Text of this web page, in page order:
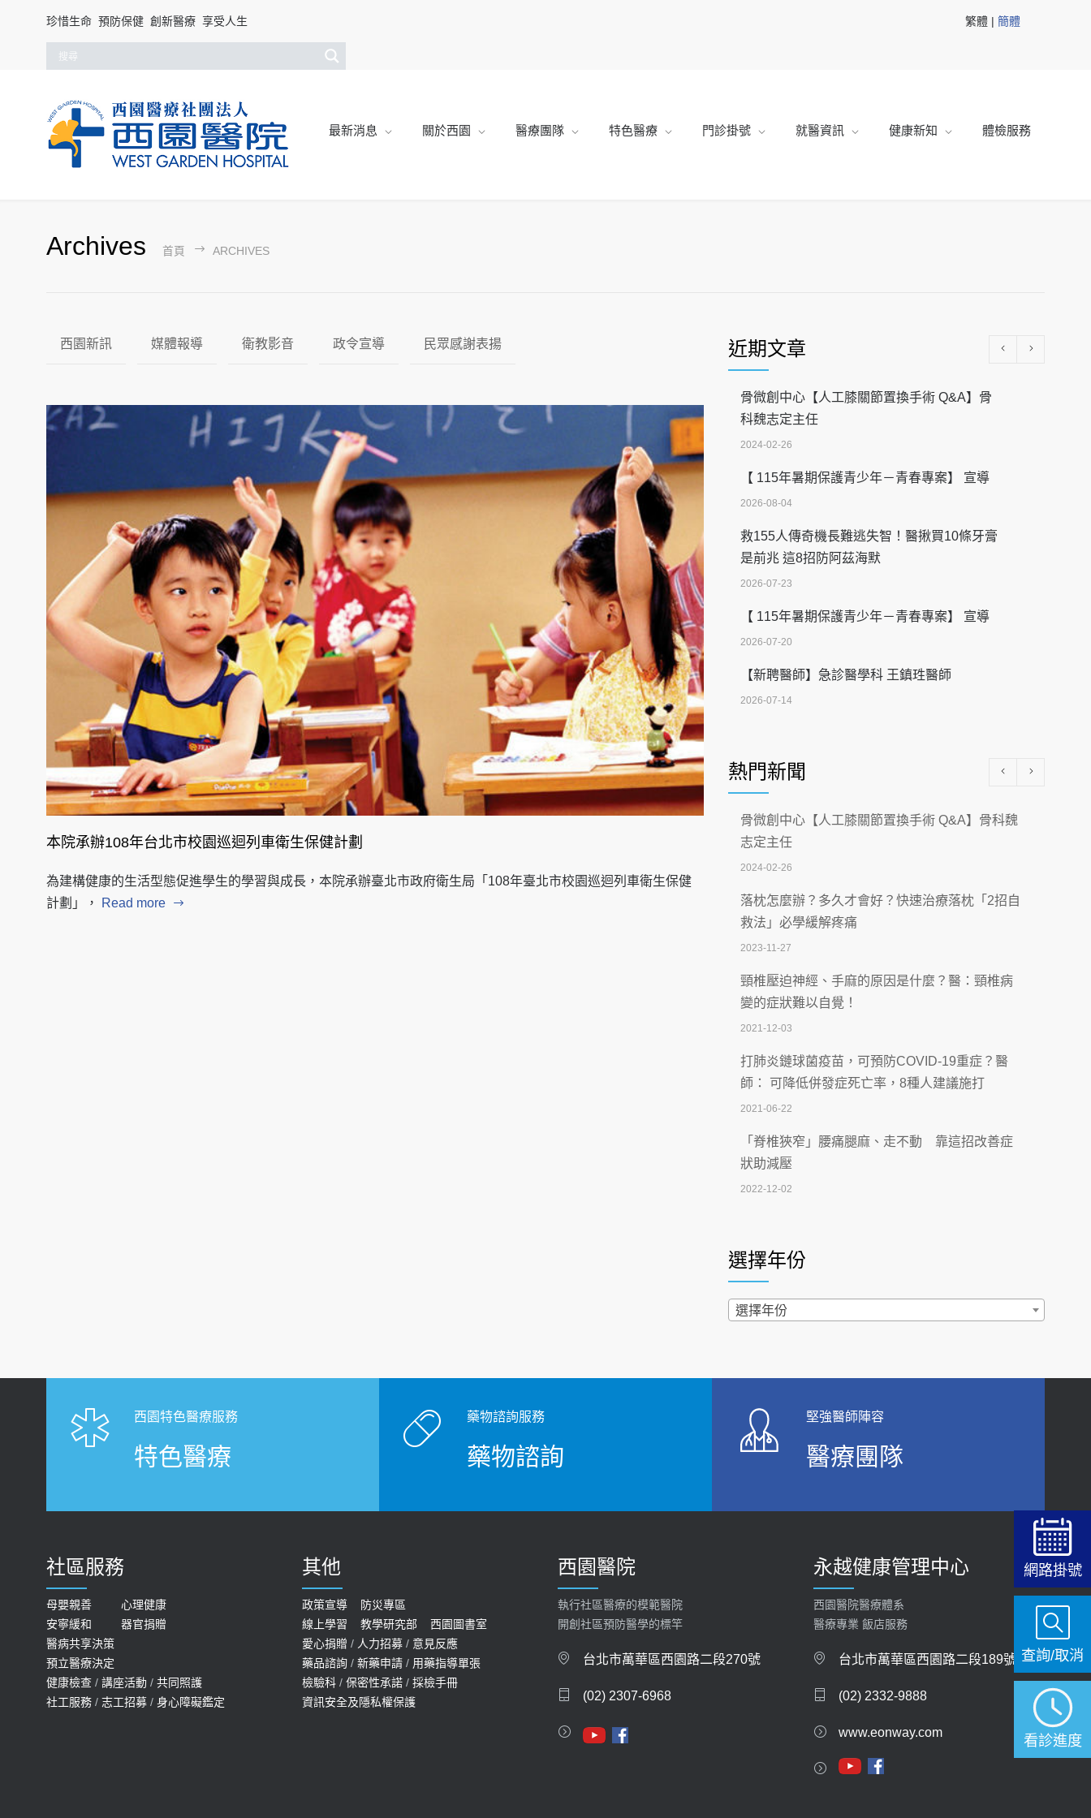
珍惜生命 預防保健 創新醫療 享受人生 繁體 | 簡體
最新消息 關於西園 醫療團隊 特色醫療 門診掛號 就醫資訊 健康新知 體檢服務
Archives 首頁 ARCHIVES
西園新訊 媒體報導 衛教影音 政令宣導 民眾感謝表揚
本院承辦108年台北市校園巡迴列車衛生保健計劃
為建構健康的生活型態促進學生的學習與成長，本院承辦臺北市政府衛生局「108年臺北市校園巡迴列車衛生保健
計劃」，
Read more
近期文章
骨微創中心【人工膝關節置換手術 Q&A】骨
科魏志定主任
2024-02-26
【 115年暑期保護青少年－青春專案】 宣導
2026-08-04
救155人傳奇機長難逃失智！醫揪買10條牙膏
是前兆 這8招防阿茲海默
2026-07-23
【 115年暑期保護青少年－青春專案】 宣導
2026-07-20
【新聘醫師】急診醫學科 王鎮珄醫師
2026-07-14
2026-07-08
沒菸酒也瀕臨洗腎？65歲男靠「這習慣」逆
轉腎功能 醫揭3招救命
2026-07-08
體溫飆破41度！醫連收兩例中暑病例：致死
率達8成
2026-07-07
深耕萬華55年 西園醫院回顧發展歷程與智慧
醫療布局
2026-07-06
【115年臺北市「防癌保衛戰：健康好禮一手
刮」】 宣導
2026-07-02
【無菸城市】 宣導
2026-07-02
4連霸議員黃秋澤癌逝！食道癌為何奪命快？
西園醫院55周年 7／10捐血公益活動 邀民眾
熱血響應
2026-06-30
2026-06-25
健康肛門痛都是痔瘡?醫談瘍瘍瘻管與肛裂差
異 逾50歲民眾可做1事
避免血糖血壓飆高
【防跌密碼-防止嬰幼兒跌落及因應處理指
上班常待在冷氣房？小心泌尿道感染 醫示
【2026年世界無菸日】 宣導
熱門新聞
骨微創中心【人工膝關節置換手術 Q&A】骨科魏
志定主任
2024-02-26
落枕怎麼辦？多久才會好？快速治療落枕「2招自
救法」必學緩解疼痛
2023-11-27
頸椎壓迫神經、手麻的原因是什麼？醫：頸椎病
變的症狀難以自覺！
2021-12-03
打肺炎鏈球菌疫苗，可預防COVID-19重症？醫
師： 可降低併發症死亡率，8種人建議施打
2021-06-22
「脊椎狹窄」腰痛腿麻、走不動 靠這招改善症
狀助減壓
2022-12-02
2022-02-17
過量維生素D和鈣恐罹癌? 醫師釋疑：搞懂4原則
不怕補錯
「落枕」不要大力按脖子！ 1招「伸展運動」預防
2020-12-15
白天跑廁所超過8次，就算膀胱過動症！醫師：趁
2021-03-05
少？醫：過多恐增罹癌風險
骨科魏志定主任接受專訪 【年代電視台聚焦2.0】
近4成人口骨質疏鬆？12類人快做骨質密度檢查！
醫：注意5重點可逆轉骨鬆
膝蓋退化有9大部位 骨科醫坦言：不一定得換人工
選擇年份
選擇年份
西園特色醫療服務
特色醫療
藥物諮詢服務
藥物諮詢
堅強醫師陣容
醫療團隊
社區服務
母嬰親善
心理健康
安寧緩和
器官捐贈
醫病共享決策
預立醫療決定
健康檢查 / 講座活動 / 共同照護
社工服務 / 志工招募 / 身心障礙鑑定
其他
政策宣導
防災專區
線上學習
教學研究部
西園圖書室
愛心捐贈 / 人力招募 / 意見反應
藥品諮詢 / 新藥申請 / 用藥指導單張
檢驗科 / 保密性承諾 / 採檢手冊
資訊安全及隱私權保護
西園醫院
執行社區醫療的模範醫院
開創社區預防醫學的標竿
台北市萬華區西園路二段270號
(02) 2307-6968
永越健康管理中心
西園醫院醫療體系
醫療專業 飯店服務
台北市萬華區西園路二段189號
(02) 2332-9888
www.eonway.com
網路掛號
看診進度
查詢/取消